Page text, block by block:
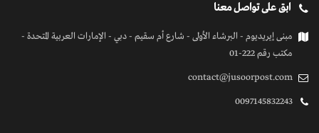
ابق على تواصل معنا
مبنى إيريديوم - البرشاء الأولى - شارع أم سقيم - دبي - الإمارات العربية المتحدة -
مكتب رقم 222-01
contact@jusoorpost.com
0097145832243